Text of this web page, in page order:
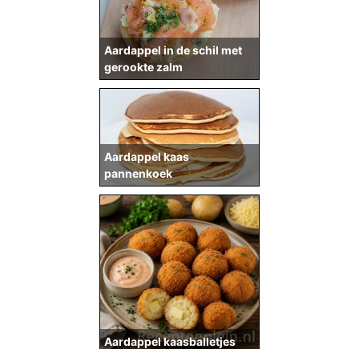
Aardappel in de schil met
gerookte zalm
Aardappel kaas
pannenkoek
Aardappel kaasballetjes